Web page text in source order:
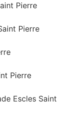
Pierre
Pierre
Pierre
Escles Saint